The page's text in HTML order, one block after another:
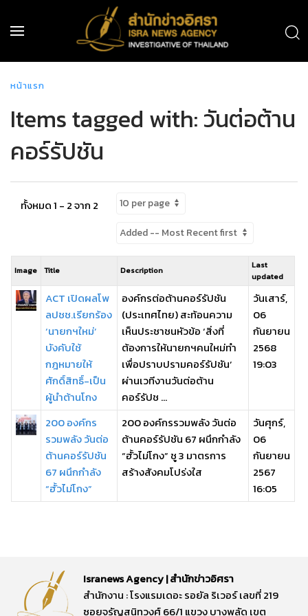
หน้าแรก
Items tagged with: วันต่อต้าน
คอร์รัปชัน
ทั้งหมด 1 - 2 จาก 2
Image Title Description
Last
updated
ACT เปิดผลโพ
ลปชช.เรียกร้อง
‘นายกฯใหม่’
บังคับใช้
กฎหมายให้
ศักดิ์สิทธิ์-เป็น
ผู้นำต้านโกง
องค์กรต่อต้านคอร์รัปชัน
(ประเทศไทย) สะท้อนความ
เห็นประชาชนหัวข้อ ‘สิ่งที่
ต้องการให้นายกฯคนใหม่ทำ
เพื่อปราบปรามคอร์รัปชัน’
ผ่านเวทีงานวันต่อต้าน
คอร์รัปช ...
วันเสาร์,
06
กันยายน
2568
19:03
200 องค์กร
รวมพลัง วันต่อ
ต้านคอร์รัปชัน
67 ผนึกกำลัง
“ฮั้วไม่โกง”
200 องค์กรรวมพลัง วันต่อ
ต้านคอร์รัปชัน 67 ผนึกกำลัง
“ฮั้วไม่โกง” ชู 3 มาตรการ
สร้างสังคมโปร่งใส
วันศุกร์,
06
กันยายน
2567
16:05
Isranews Agency | สำนักข่าวอิศรา
สำนักงาน : โรงแรมเดอะ รอยัล ริเวอร์ เลขที่ 219
ซอยจรัญสนิทวงศ์ 66/1 แขวง บางพลัด เขต